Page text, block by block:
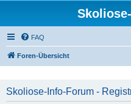
FAQ
Foren-Übersicht
Skoliose-Info-Forum -